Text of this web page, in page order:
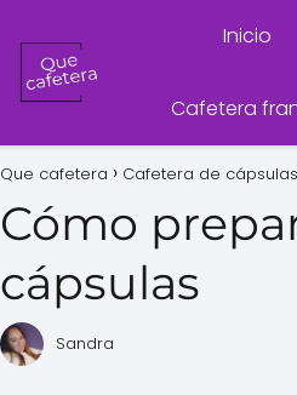
Inicio
Cafetera
Que cafetera Cafetera de cápsulas
Cómo
cápsulas
Sandra